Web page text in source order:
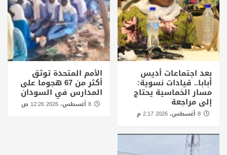
بعد اجتماعات أديس
أبابا.. قيادات نسوية:
مسار الخماسية يحتاج
إلى مراجعة
الأمم المتحدة توثق
أكثر من 67 هجوما على
المدارس في السودان
8 أغسطس، 2026 12:26 ص